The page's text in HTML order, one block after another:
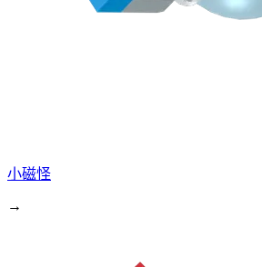
小磁怪
→